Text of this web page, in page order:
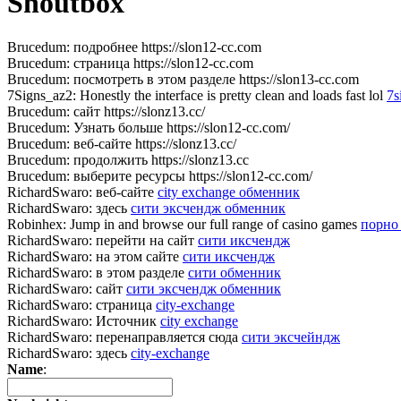
Brucedum: подробнее https://slon12-cc.com
Brucedum: страница https://slon12-cc.com
Brucedum: посмотреть в этом разделе https://slon13-cc.com
7Signs_az2: Honestly the interface is pretty clean and loads fast lol
Brucedum: сайт https://slonz13.cc/
Brucedum: Узнать больше https://slon12-cc.com/
Brucedum: веб-сайте https://slonz13.cc/
Brucedum: продолжить https://slonz13.cc
Brucedum: выберите ресурсы https://slon12-cc.com/
RichardSwaro: веб-сайте city exchange обменник
RichardSwaro: здесь сити эксчендж обменник
Robinhex: Jump in and browse our full range of casino games
RichardSwaro: перейти на сайт сити иксчендж
RichardSwaro: на этом сайте сити иксчендж
RichardSwaro: в этом разделе сити обменник
RichardSwaro: сайт сити эксчендж обменник
RichardSwaro: страница city-exchange
RichardSwaro: Источник city exchange
RichardSwaro: перенаправляется сюда сити эксчейндж
RichardSwaro: здесь city-exchange
Name: